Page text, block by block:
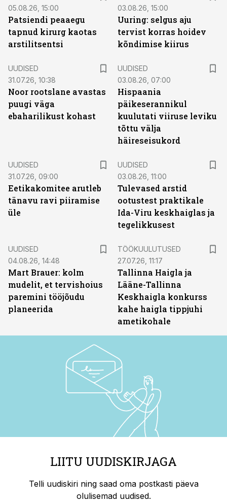
05.08.26, 15:00
Patsiendi peaaegu
tapnud kirurg kaotas
arstilitsentsi
03.08.26, 15:00
Uuring: selgus aju
tervist korras hoidev
kõndimise kiirus
UUDISED
31.07.26, 10:38
Noor rootslane avastas
puugi väga
ebaharilikust kohast
UUDISED
03.08.26, 07:00
Hispaania
päikeserannikul
kuulutati viiruse leviku
tõttu välja
häireseisukord
UUDISED
31.07.26, 09:00
Eetikakomitee arutleb
tänavu ravi piiramise
üle
UUDISED
03.08.26, 11:00
Tulevased arstid
ootustest praktikale
Ida-Viru keskhaiglas ja
tegelikkusest
UUDISED
04.08.26, 14:48
Mart Brauer: kolm
mudelit, et tervishoius
paremini tööjõudu
planeerida
TÖÖKUULUTUSED
27.07.26, 11:17
Tallinna Haigla ja
Lääne-Tallinna
Keskhaigla konkurss
kahe haigla tippjuhi
ametikohale
LIITU UUDISKIRJAGA
Telli uudiskiri ning saad oma postkasti päeva
olulisemad uudised.